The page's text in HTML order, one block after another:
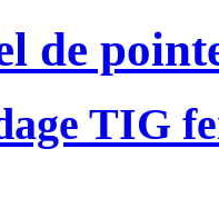
de
TIG